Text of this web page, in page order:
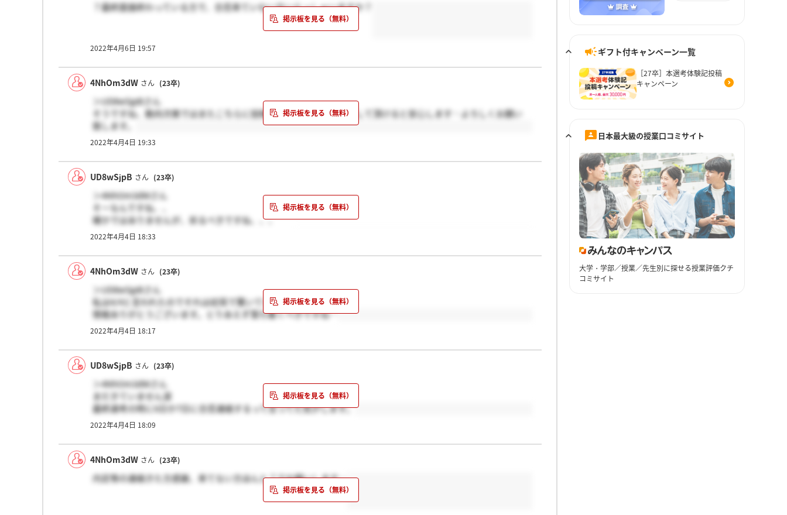
？最終面接終わっている方で、合否来ていない方いらっしゃいますか？
2022年4月6日 19:57
4NhOm3dW さん (23卒)
＞UD8wSjpBさん
そうですね、動向次第ではまたこちらに投稿しますので、皆様反応して頂けると安心します…よろしくお願い
致します。
2022年4月4日 19:33
UD8wSjpB さん (23卒)
＞4NhOm3dWさん
そーなんですね、、
確かではありませんが、祈るべきですね、、、
また連絡ありましたら投稿お願いしていいですか？
2022年4月4日 18:33
4NhOm3dW さん (23卒)
＞UD8wSjpBさん
私は4/4と言われたのでそれは初耳で驚いています…
情報ありがとうございます。とりあえず落ち着くべきですね…
2022年4月4日 18:17
UD8wSjpB さん (23卒)
＞4NhOm3dWさん
まだきていません涙
最終選考の時に6日か7日に合否連絡するって言ってた気がします。
2022年4月4日 18:09
4NhOm3dW さん (23卒)
内定等の連絡きた方感謝、来てない方ほんと？でお願いします…
ギフト付キャンペーン一覧
［27卒］本選考体験記投稿
キャンペーン
日本最大級の授業口コミサイト
大学・学部／授業／先生別に探せる授業評価クチ
コミサイト